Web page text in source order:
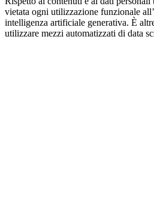
vietata ogni utilizzazione funzionale
intelligenza artificiale generativa. È
utilizzare mezzi automatizzati di data